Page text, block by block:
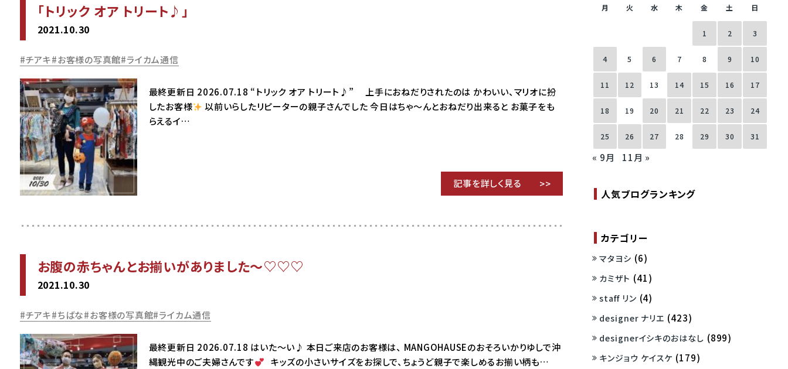
「トリック オア トリート♪」
2021.10.30
チアキ お客様の写真館 ライカム通信
最終更新日 2026.07.18 “トリック オア トリート♪” 上手におねだりされたのは かわいい、マリオに扮
したお客様
以前いらしたリピーターの親子さんでした 今日はちゃ〜んとおねだり出来ると お菓子をも
らえるイ…
記事を詳しく見る
お腹の赤ちゃんとお揃いがありました～♡♡♡
2021.10.30
チアキ ちばな お客様の写真館 ライカム通信
最終更新日 2026.07.18 はいた～い♪ 本日ご来店のお客様は、 MANGOHAUSEのおそろいかりゆしで沖
縄観光中のご夫婦さんです
キッズの小さいサイズをお探しで、ちょうど親子で楽しめるお揃い柄も…
月 火 水 木 金 土 日
1 2 3
4 5 6 7 8 9 10
11 12 13 14 15 16 17
18 19 20 21 22 23 24
25 26 27 28 29 30 31
« 9月 11月 »
人気ブログランキング
カテゴリー
マタヨシ (6)
カミザト (41)
staff リン (4)
designer ナリエ (423)
designerイシキのおはなし (899)
キンジョウ ケイスケ (179)